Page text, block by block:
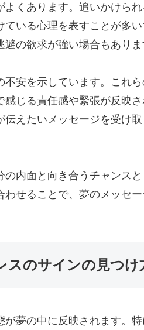
くあります。追いかけら
いる心理を表すことが多い
の欲求が強い場合もありま
安を示しています。これ
じる責任感や緊張が反映さ
えたいメッセージを受け
内面と向き合うチャンス
せることで、夢のメッセ
スのサインの見つけ
夢の中に反映されます。